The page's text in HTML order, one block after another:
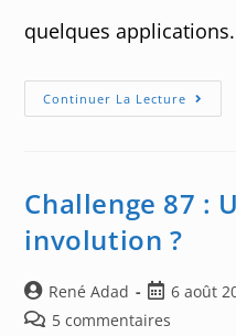
quelques applications.
Continuer La Lecture Le
Challenge 87 :
involution ?
Auteur/autrice
de
René Adad
Post
published:
6 août
Post5 commentaires